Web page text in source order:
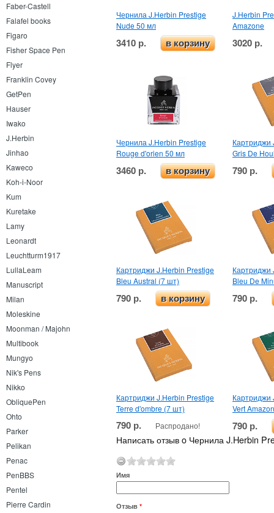
Faber-Castell
Falafel books
Figaro
Fisher Space Pen
Flyer
Franklin Covey
GetPen
Hauser
Iwako
J.Herbin
Jinhao
Kaweco
Koh-i-Noor
Kum
Kuretake
Lamy
Leonardt
Leuchtturm1917
LullaLeam
Manuscript
Milan
Moleskine
Moonman / Majohn
Multibook
Mungyo
Nik's Pens
Nikko
ObliquePen
Ohto
Parker
Pelikan
Penac
PenBBS
Pentel
Pierre Cardin
Чернила J.Herbin Prestige
Nude 50 мл
3410 р. в корзину
J.Herbin
Amazone
3020 р.
Чернила J.Herbin Prestige
Rouge d'orien 50 мл
3460 р. в корзину
Картриджи
Gris De
790 р.
Картриджи J.Herbin Prestige
Bleu Austral (7 шт)
790 р. в корзину
Картриджи
Bleu De
790 р.
Картриджи J.Herbin Prestige
Terre d'ombre (7 шт)
790 р. Распродано!
Картриджи
Vert
790 р.
Написать отзыв o Чернила J.Herbin
Имя
Отзыв *